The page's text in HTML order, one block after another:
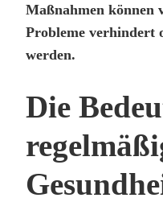
Maßnahmen können
Probleme verhindert
werden.
Die